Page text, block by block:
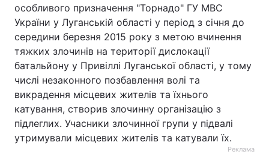
особливого призначення "Торнадо" ГУ МВС
України у Луганській області у період з січня до
середини березня 2015 року з метою вчинення
тяжких злочинів на території дислокації
батальйону у Привіллі Луганської області, у тому
числі незаконного позбавлення волі та
викрадення місцевих жителів та їхнього
катування, створив злочинну організацію з
підлеглих. Учасники злочинної групи у підвалі
утримували місцевих жителів та катували їх.
Реклама